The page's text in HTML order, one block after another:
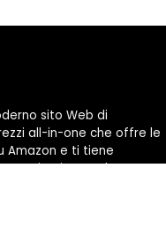
sito Web di
all-in-one che offre le
Amazon e ti tiene
aggiunti. Tutte le